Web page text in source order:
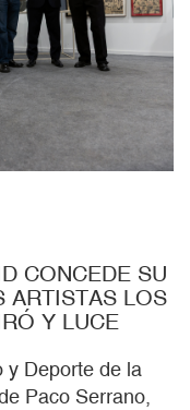
CONCEDE SU
ARTISTAS LOS
Y LUCE
y Deporte de la
Paco Serrano,